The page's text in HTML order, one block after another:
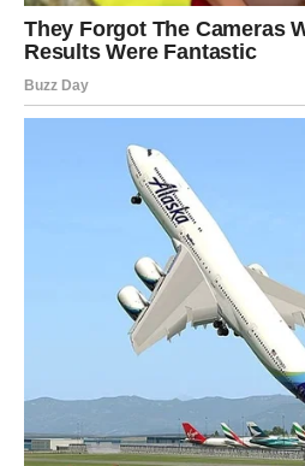
Ljubav – strast i
Moguće je iznenadno javljanje
sada u drugačijem svetlu.
započeti munjevitom brzinom.
Zauzeti Ovnovi mogu obnoviti
plan ili iskren razgovor.
Posao – hrabar
Ovo je idealan period za: